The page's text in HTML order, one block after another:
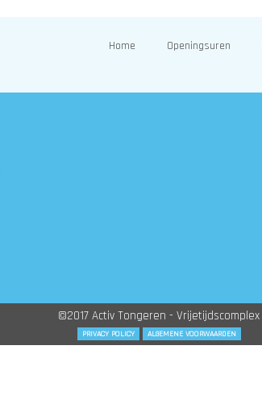
Home Openingsuren
©2017 Activ Tongeren - Vrijetijdscomplex
PRIVACY POLICY ALGEMENE VOORWAARDEN